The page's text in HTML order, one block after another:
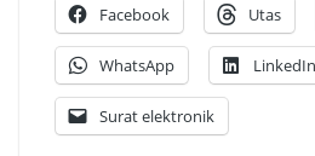
Facebook Utas
WhatsApp LinkedIn
Surat elektronik